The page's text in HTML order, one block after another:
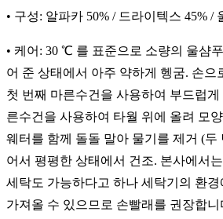
• 구성: 알파카 50% / 드라이텍스 45% /
• 케어: 30 ℃ 를 표준으로 소량의 울샴
어 준 상태에서 아주 약하게 헹굼. 손으
첫 번째 마른수건을 사용하여 부드럽
른수건을 사용하여 타월 위에 올려 모
웨터를 함께 돌돌 말아 물기를 제거 (두
어서 평평한 상태에서 건조. 본사에서는
세탁도 가능하다고 하나 세탁기의 환
가져올 수 있으므로 손빨래를 권장합